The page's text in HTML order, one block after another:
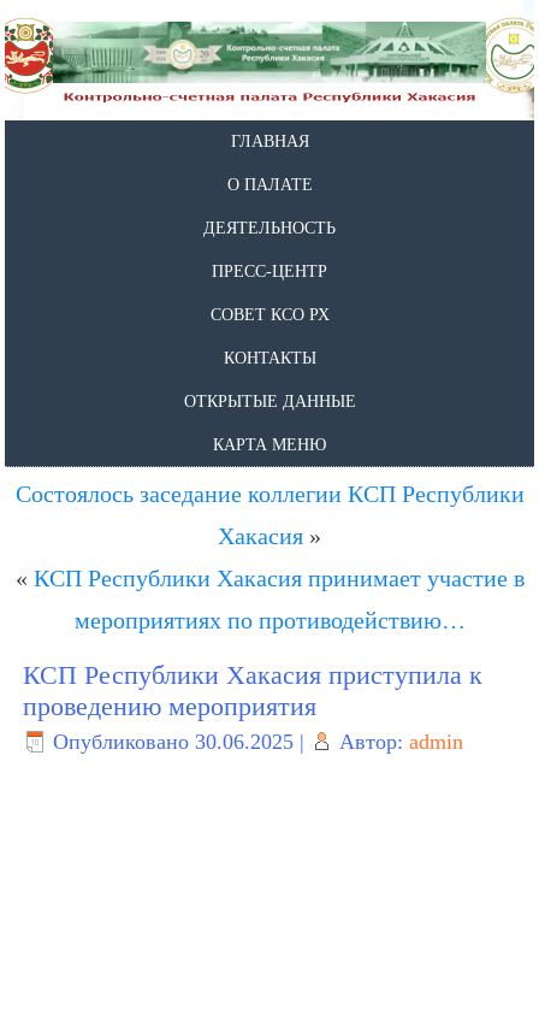
ГЛАВНАЯ
О ПАЛАТЕ
ДЕЯТЕЛЬНОСТЬ
ПРЕСС-ЦЕНТР
СОВЕТ КСО РХ
КОНТАКТЫ
ОТКРЫТЫЕ ДАННЫЕ
КАРТА МЕНЮ
Состоялось заседание коллегии КСП Республики
Хакасия »
« КСП Республики Хакасия принимает участие в
мероприятиях по противодействию…
КСП Республики Хакасия приступила к
проведению мероприятия
Опубликовано 30.06.2025 | Автор: admin